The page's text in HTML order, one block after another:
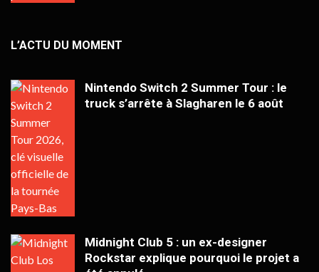
L’ACTU DU MOMENT
Nintendo Switch 2 Summer Tour : le
truck s’arrête à Slagharen le 6 août
Midnight Club 5 : un ex-designer
Rockstar explique pourquoi le projet a